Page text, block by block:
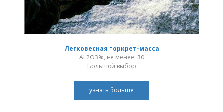
Легковесная торкрет-масса
AL2O3%, не менее: 30
Большой выбор
узнать больше